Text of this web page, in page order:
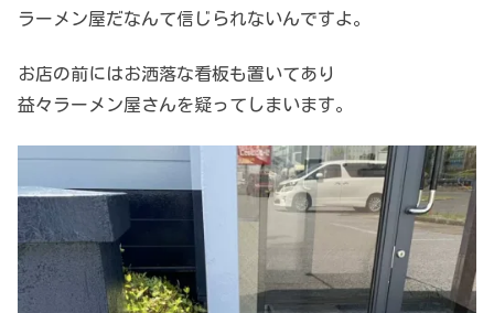
ラーメン屋だなんて信じられないんですよ。
お店の前にはお洒落な看板も置いてあり
益々ラーメン屋さんを疑ってしまいます。